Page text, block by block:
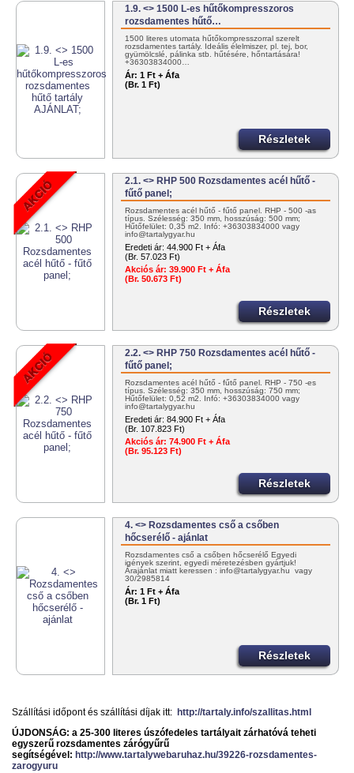
1.9. <> 1500 L-es hűtőkompresszoros
rozsdamentes hűtő…
1500 literes utomata hűtőkompresszorral szerelt
rozsdamentes tartály. Ideális élelmiszer, pl. tej, bor,
gyümölcslé, pálinka stb. hűtésére, hőntartására!
+36303834000…
Ár: 1 Ft + Áfa
(Br. 1 Ft)
Részletek
2.1. <> RHP 500 Rozsdamentes acél hűtő -
fűtő panel;
Rozsdamentes acél hűtő - fűtő panel. RHP - 500 -as
típus. Szélesség: 350 mm, hosszúság: 500 mm;
Hűtőfelület: 0,35 m2. Infó: +36303834000 vagy
info@tartalygyar.hu
Eredeti ár: 44.900 Ft + Áfa
(Br. 57.023 Ft)
Akciós ár: 39.900 Ft + Áfa
(Br. 50.673 Ft)
Részletek
2.2. <> RHP 750 Rozsdamentes acél hűtő -
fűtő panel;
Rozsdamentes acél hűtő - fűtő panel. RHP - 750 -es
típus. Szélesség: 350 mm, hosszúság: 750 mm;
Hűtőfelület: 0,52 m2. Infó: +36303834000 vagy
info@tartalygyar.hu
Eredeti ár: 84.900 Ft + Áfa
(Br. 107.823 Ft)
Akciós ár: 74.900 Ft + Áfa
(Br. 95.123 Ft)
Részletek
4. <> Rozsdamentes cső a csőben
hőcserélő - ajánlat
Rozsdamentes cső a csőben hőcserélő Egyedi
igények szerint, egyedi méretezésben gyártjuk!
Árajánlat miatt keressen : info@tartalygyar.hu vagy
30/2985814
Ár: 1 Ft + Áfa
(Br. 1 Ft)
Részletek
Szállítási időpont és szállítási díjak itt: http://tartaly.info/szallitas.html
ÚJDONSÁG: a 25-300 literes úszófedeles tartályait zárhatóvá teheti
egyszerű rozsdamentes zárógyűrű
segítségével: http://www.tartalywebaruhaz.hu/39226-rozsdamentes-
zarogyuru